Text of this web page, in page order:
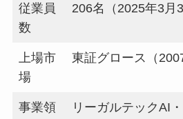
従業員
数
206名（2025年3月
上場市
場
東証グロース（
事業領
リーガルテックAI